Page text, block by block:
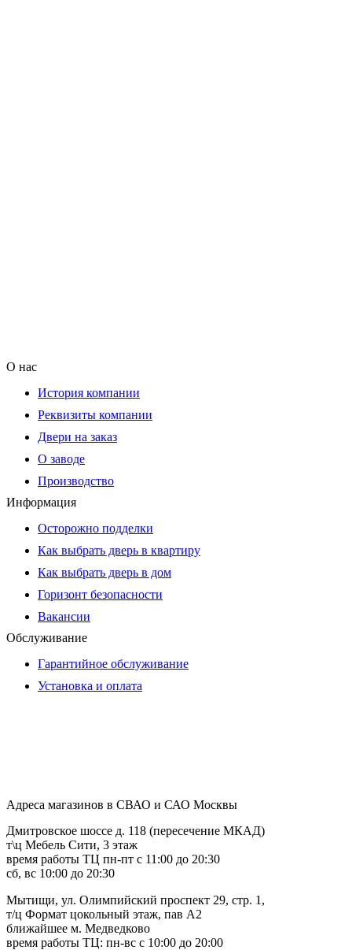
О нас
История компании
Реквизиты компании
Двери на заказ
О заводе
Производство
Информация
Осторожно подделки
Как выбрать дверь в квартиру
Как выбрать дверь в дом
Горизонт безопасности
Вакансии
Обслуживание
Гарантийное обслуживание
Установка и оплата
Адреса магазинов в СВАО и САО Москвы
Дмитровское шоссе д. 118 (пересечение МКАД)
т\ц Мебель Сити, 3 этаж
время работы ТЦ пн-пт с 11:00 до 20:30
сб, вс 10:00 до 20:30
Мытищи, ул. Олимпийский проспект 29, стр. 1,
т/ц Формат цокольный этаж, пав А2
ближайшее м. Медведково
время работы ТЦ: пн-вс с 10:00 до 20:00